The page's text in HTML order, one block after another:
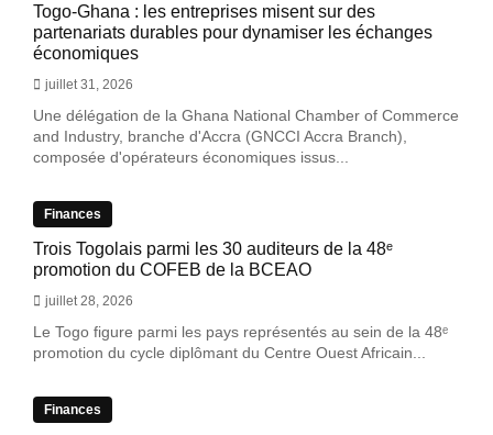
Togo-Ghana : les entreprises misent sur des
partenariats durables pour dynamiser les échanges
économiques
juillet 31, 2026
Une délégation de la Ghana National Chamber of Commerce
and Industry, branche d'Accra (GNCCI Accra Branch),
composée d'opérateurs économiques issus...
Finances
Trois Togolais parmi les 30 auditeurs de la 48ᵉ
promotion du COFEB de la BCEAO
juillet 28, 2026
Le Togo figure parmi les pays représentés au sein de la 48ᵉ
promotion du cycle diplômant du Centre Ouest Africain...
Finances